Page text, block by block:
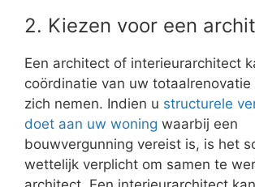
2. Kiezen voor een
Een architect of interieurarchitect
coördinatie van uw totaalrenovatie
zich nemen. Indien u structurele
doet aan uw woning waarbij een
bouwvergunning vereist is, is het
wettelijk verplicht om samen te